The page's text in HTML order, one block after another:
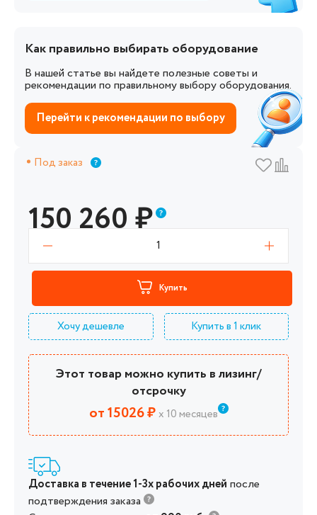
Как правильно выбирать оборудование
В нашей статье вы найдете полезные советы и
рекомендации по правильному выбору оборудования.
Перейти к рекомендации по выбору
Под заказ
150 260₽
1
Купить
Хочу дешевле Купить в 1 клик
Этот товар можно купить в лизинг/
отсрочку
от 15026 ₽х 10 месяцев
Доставка в течение 1-3х рабочих дней после
подтверждения заказа